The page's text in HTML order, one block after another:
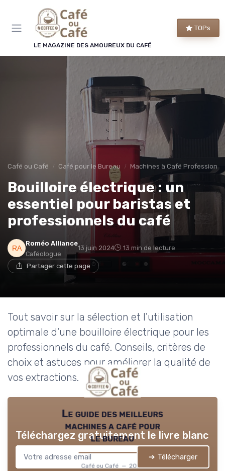
LE MAGAZINE DES AMOUREUX DU CAFÉ
TOPs
Café ou Café Café pour le Bureau Machines à Café
Bouilloire électrique : un
essentiel pour baristas et
professionnels du café
Roméo Alliance
Caféologue
13 juin 2024 13 min de lecture
Partager cette page
Tout savoir sur la sélection et l'utilisation
optimale d'une bouilloire électrique pour les
professionnels du café. Conseils, critères de
choix et astuces pour améliorer la qualité de
vos extractions.
Le guide des meilleurs
machines a café pour
le bureau
Café ou Café — 2026
Téléchargez gratuitement le livre blanc
➔ Télécharger
Panneau de gestion des cookies